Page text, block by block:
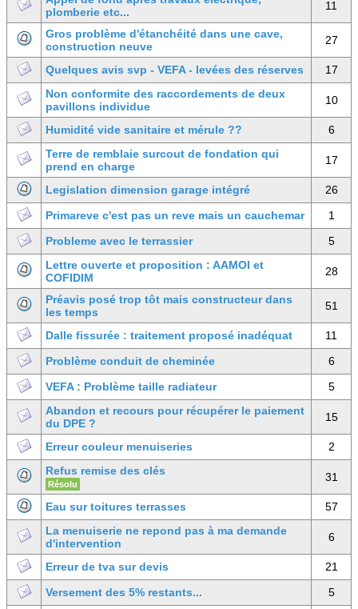
plomberie etc...
11
Gros problème d'étanchéité dans une cave,
construction neuve
27
Quelques avis svp - VEFA - levées des réserves
17
Non conformite des raccordements de deux
pavillons individue
10
Humidité vide sanitaire et mérule ??
6
Terre de remblaie surcout de fondation qui
prend en charge
17
Legislation dimension garage intégré
26
Primareve c'est pas un reve mais un cauchemar
1
Probleme avec le terrassier
5
Lettre ouverte et proposition : AAMOI et
COFIDIM
28
Préavis posé trop tôt mais constructeur dans
les temps
51
Dalle fissurée : traitement proposé inadéquat
11
Problème conduit de cheminée
6
VEFA : Problème taille radiateur
5
Abandon et recours pour récupérer le paiement
du DPE ?
15
Erreur couleur menuiseries
2
Refus remise des clés
Résolu
31
Eau sur toitures terrasses
57
La menuiserie ne repond pas à ma demande
d'intervention
6
Erreur de tva sur devis
21
Versement des 5% restants...
5